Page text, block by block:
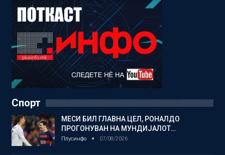
Спорт
МЕСИ БИЛ ГЛАВНА ЦЕЛ, РОНАЛДО
ПРОГОНУВАН НА МУНДИЈАЛОТ…
Плусинфо 07/08/2026